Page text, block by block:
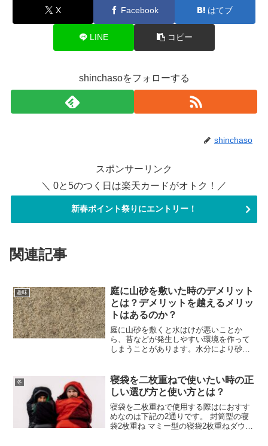
X Facebook はてブ
LINE コピー
shinchasoをフォローする
shinchaso
スポンサーリンク
＼ 0と5のつく日は楽天カードがオトク！／
新春ポイント祭りにエントリー！
関連記事
趣味
庭に山砂を敷いた時のデメリット
とは？デメリットを越えるメリッ
トはあるのか？
庭に山砂を敷くと水はけが悪いことか
ら、苔などが発生しやすい環境を作って
しまうことがあります。水分により砂が
植えても根がきちんと張ることなくうま
く育ちません。しかしながら...
冬
寝袋を二枚重ねで使いたい時の正
しい選び方と使い方とは？
寝袋を二枚重ねで使用する際はにおすす
めなのは下記の2通りです。 封筒型の寝
袋2枚重ね マミー型の寝袋2枚重ねダウン